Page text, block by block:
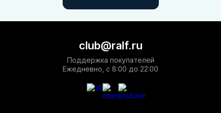
club@ralf.ru
Поддержка покупателей
Ежедневно, с 8:00 до 22:00